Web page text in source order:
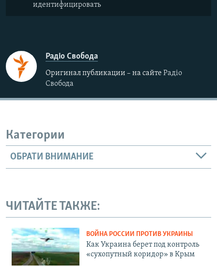
идентифицировать
Радіо Свобода
Оригинал публикации – на сайте Радіо
Свобода
Категории
ОБРАТИ ВНИМАНИЕ
ЧИТАЙТЕ ТАКЖЕ:
ВОЙНА РОССИИ ПРОТИВ УКРАИНЫ
Как Украина берет под контроль
«сухопутный коридор» в Крым